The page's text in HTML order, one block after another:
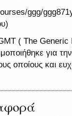
ggg/
( The
για
οποίους και